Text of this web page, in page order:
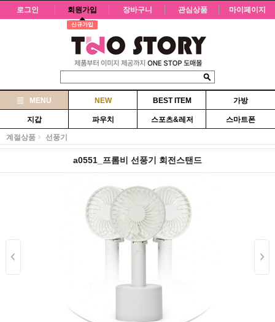
로그인 회원가입
신규가입
장바구니 관심상품 마이페이지
MENU NEW BEST ITEM 가방
지갑 파우치 스포츠&레저 스마트폰
계절상품 선풍기
a0551_프롬비 선풍기 회전스탠드